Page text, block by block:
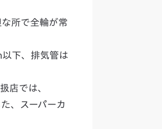
所で全輪が常
下、排気管は
店では、
、スーパーカ